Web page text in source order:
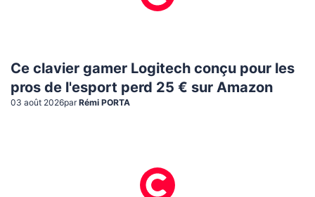
Ce clavier gamer Logitech conçu pour les
pros de l'esport perd 25 € sur Amazon
03 août 2026par Rémi PORTA